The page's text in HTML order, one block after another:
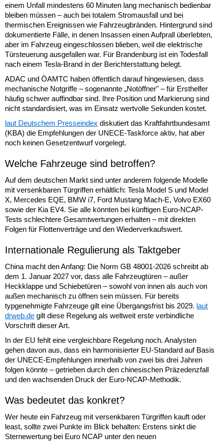
einem Unfall mindestens 60 Minuten lang mechanisch bedienbar
bleiben müssen – auch bei totalem Stromausfall und bei
thermischen Ereignissen wie Fahrzeugbränden. Hintergrund sind
dokumentierte Fälle, in denen Insassen einen Aufprall überlebten,
aber im Fahrzeug eingeschlossen blieben, weil die elektrische
Türsteuerung ausgefallen war. Für Brandenburg ist ein Todesfall
nach einem Tesla-Brand in der Berichterstattung belegt.
ADAC und ÖAMTC haben öffentlich darauf hingewiesen, dass
mechanische Notgriffe – sogenannte „Notöffner" – für Ersthelfer
häufig schwer auffindbar sind. Ihre Position und Markierung sind
nicht standardisiert, was im Einsatz wertvolle Sekunden kostet.
laut Deutschem Presseindex diskutiert das Kraftfahrtbundesamt
(KBA) die Empfehlungen der UNECE-Taskforce aktiv, hat aber
noch keinen Gesetzentwurf vorgelegt.
Welche Fahrzeuge sind betroffen?
Auf dem deutschen Markt sind unter anderem folgende Modelle
mit versenkbaren Türgriffen erhältlich: Tesla Model S und Model
X, Mercedes EQE, BMW i7, Ford Mustang Mach-E, Volvo EX60
sowie der Kia EV4. Sie alle könnten bei künftigen Euro-NCAP-
Tests schlechtere Gesamtwertungen erhalten – mit direkten
Folgen für Flottenverträge und den Wiederverkaufswert.
Internationale Regulierung als Taktgeber
China macht den Anfang: Die Norm GB 48001-2026 schreibt ab
dem 1. Januar 2027 vor, dass alle Fahrzeugtüren – außer
Heckklappe und Schiebetüren – sowohl von innen als auch von
außen mechanisch zu öffnen sein müssen. Für bereits
typgenehmigte Fahrzeuge gilt eine Übergangsfrist bis 2029. laut
drweb.de gilt diese Regelung als weltweit erste verbindliche
Vorschrift dieser Art.
In der EU fehlt eine vergleichbare Regelung noch. Analysten
gehen davon aus, dass ein harmonisierter EU-Standard auf Basis
der UNECE-Empfehlungen innerhalb von zwei bis drei Jahren
folgen könnte – getrieben durch den chinesischen Präzedenzfall
und den wachsenden Druck der Euro-NCAP-Methodik.
Was bedeutet das konkret?
Wer heute ein Fahrzeug mit versenkbaren Türgriffen kauft oder
least, sollte zwei Punkte im Blick behalten: Erstens sinkt die
Sternewertung bei Euro NCAP unter den neuen